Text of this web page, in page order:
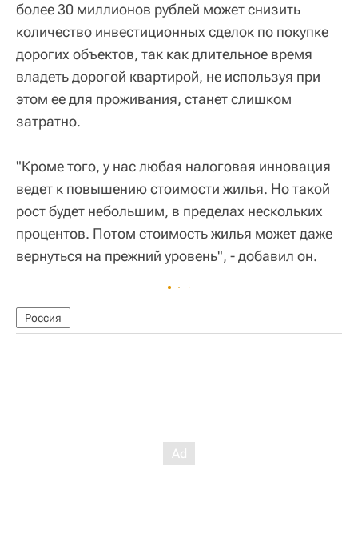
более 30 миллионов рублей может снизить
количество инвестиционных сделок по покупке
дорогих объектов, так как длительное время
владеть дорогой квартирой, не используя при
этом ее для проживания, станет слишком
затратно.
"Кроме того, у нас любая налоговая инновация
ведет к повышению стоимости жилья. Но такой
рост будет небольшим, в пределах нескольких
процентов. Потом стоимость жилья может даже
вернуться на прежний уровень", - добавил он.
Россия